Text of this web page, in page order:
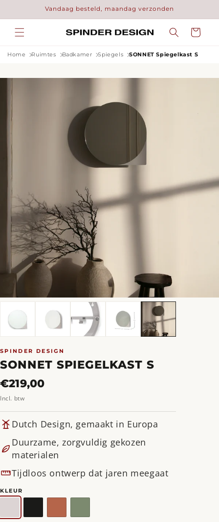
content
Vandaag besteld, maandag verzonden
Home Ruimtes Badkamer Spiegels SONNET Spiegelkast S
SPINDER DESIGN
SONNET SPIEGELKAST S
Normale
€219,00
Incl. btw
Dutch Design, gemaakt in Europa
Duurzame, zorgvuldig gekozen
materialen
Tijdloos ontwerp dat jaren meegaat
KLEUR
Taupe Terra Green